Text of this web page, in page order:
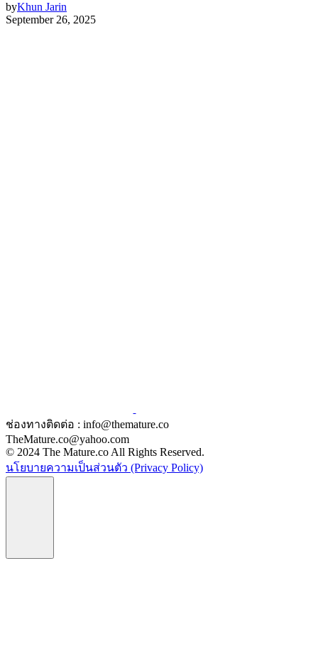
byKhun Jarin
September 26, 2025
ช่องทางติดต่อ : info@themature.co
TheMature.co@yahoo.com
© 2024 The Mature.co All Rights Reserved.
นโยบายความเป็นส่วนตัว (Privacy Policy)